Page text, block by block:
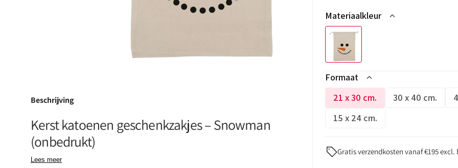
aanbevolen
media
Beschrijving
Kerst katoenen geschenkzakjes – Snowman
(onbedrukt)
Lees meer
Materiaalkleur
Formaat
21 x 30 cm.
Variant
niet
of
30 x 40 cm.
Variant
of
15 x 24 cm.
Variant
op
Gratis verzendkosten vanaf €195 excl.